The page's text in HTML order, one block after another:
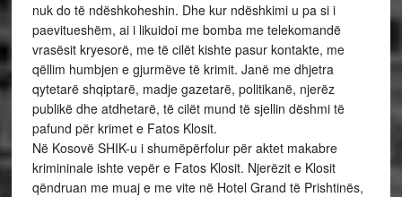
nuk do të ndëshkoheshin. Dhe kur ndëshkimi u pa si i
paevitueshëm, ai i likuidoi me bomba me telekomandë
vrasësit kryesorë, me të cilët kishte pasur kontakte, me
qëllim humbjen e gjurmëve të krimit. Janë me dhjetra
qytetarë shqiptarë, madje gazetarë, politikanë, njerëz
publikë dhe atdhetarë, të cilët mund të sjellin dëshmi të
pafund për krimet e Fatos Klosit.
Në Kosovë SHIK-u i shumëpërfolur për aktet makabre
krimininale ishte vepër e Fatos Klosit. Njerëzit e Klosit
qëndruan me muaj e me vite në Hotel Grand të Prishtinës,